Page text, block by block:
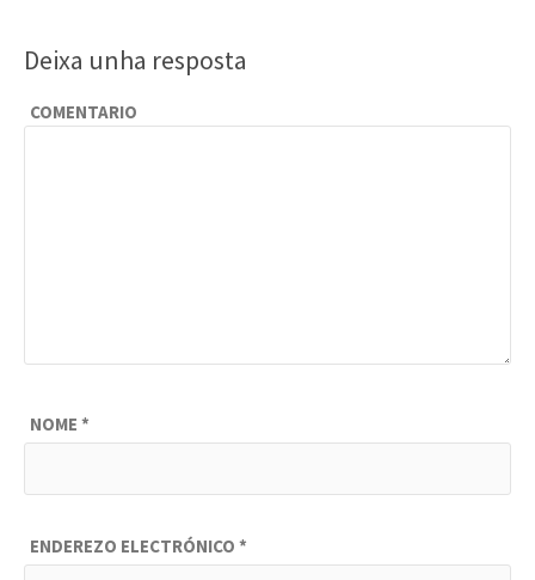
Deixa unha resposta
COMENTARIO
NOME *
ENDEREZO ELECTRÓNICO *